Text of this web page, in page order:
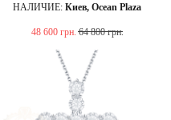
НАЛИЧИЕ: Киев, Ocean Plaza
48 600 грн. 64 800 грн.